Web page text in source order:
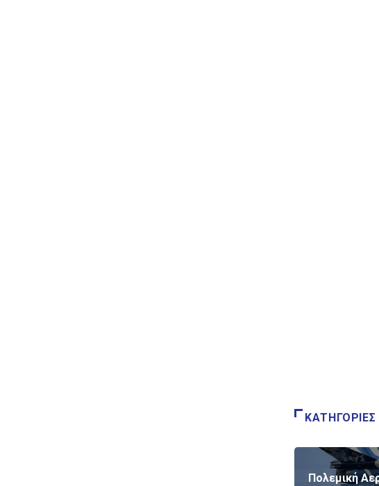
ΚΑΤΗΓΟΡΊΕΣ
Πολεμική